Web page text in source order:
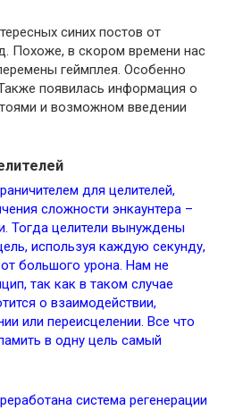
синих постов от
Похоже, в скором времени нас
геймплея. Особенно
появилась информация о
и возможном введении
для целителей,
сложности энкаунтера –
Тогда целители вынуждены
используя каждую секунду,
большого урона. Нам не
так как в таком случае
о взаимодействии,
или переисцелении. Все что
в одну цель самый
система регенерации